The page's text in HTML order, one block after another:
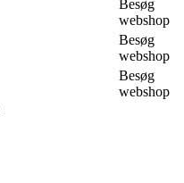
Besøg
webshop
Besøg
webshop
Besøg
webshop